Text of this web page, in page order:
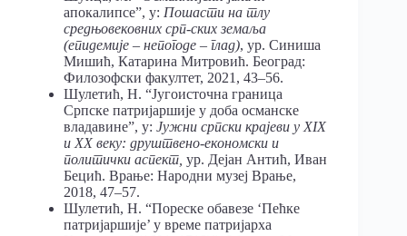
апокалипсе”, у: Пошасти на тлу
средњовековних срп-ских земаља
(епидемије – непогоде – глад), ур. Синиша
Мишић, Катарина Митровић. Београд:
Филозофски факултет, 2021, 43–56.
Шулетић, Н. “Југоисточна граница
Српске патријаршије у доба османске
владавине”, у: Јужни српски крајеви у XIX
и XX веку: друштвено-економски и
политички аспект, ур. Дејан Антић, Иван
Бецић. Врање: Народни музеј Врање,
2018, 47–57.
Шулетић, Н. “Пореске обавезе ‘Пећке
патријаршије’ у време патријарха